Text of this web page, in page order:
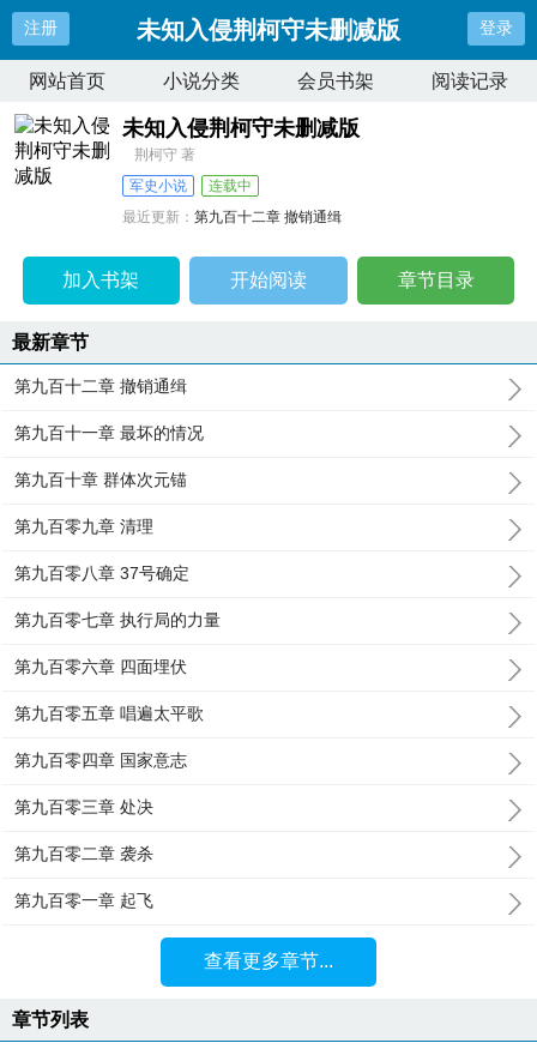
注册 未知入侵荆柯守未删减版 登录
网站首页 小说分类 会员书架 阅读记录
未知入侵荆柯守未删减版
荆柯守 著
军史小说
连载中
最近更新：第九百十二章 撤销通缉
加入书架 开始阅读 章节目录
最新章节
第九百十二章 撤销通缉
第九百十一章 最坏的情况
第九百十章 群体次元锚
第九百零九章 清理
第九百零八章 37号确定
第九百零七章 执行局的力量
第九百零六章 四面埋伏
第九百零五章 唱遍太平歌
第九百零四章 国家意志
第九百零三章 处决
第九百零二章 袭杀
第九百零一章 起飞
查看更多章节...
章节列表